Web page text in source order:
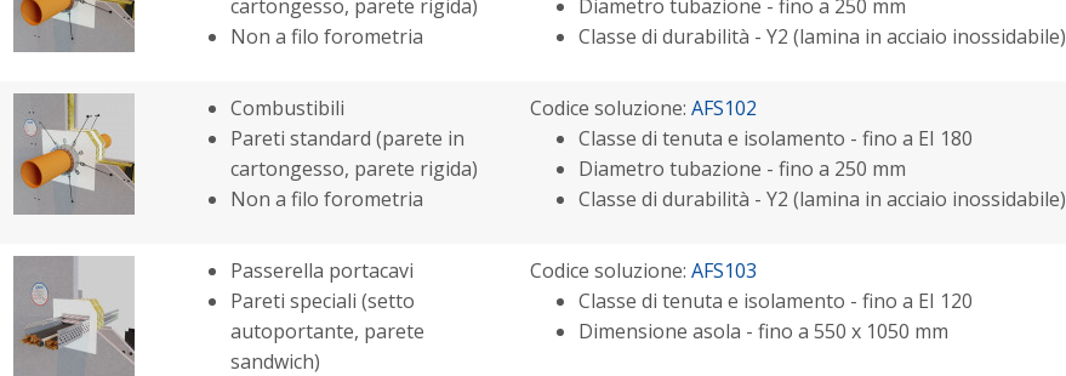
cartongesso, parete rigida)
Non a filo forometria
Diametro tubazione - fino a 250 mm
Classe di durabilità - Y2 (lamina in acciaio inossidabile)
Combustibili
Pareti standard (parete in
cartongesso, parete rigida)
Non a filo forometria
Codice soluzione: AFS102
Classe di tenuta e isolamento - fino a EI 180
Diametro tubazione - fino a 250 mm
Classe di durabilità - Y2 (lamina in acciaio inossidabile)
Passerella portacavi
Pareti speciali (setto
autoportante, parete
sandwich)
Codice soluzione: AFS103
Classe di tenuta e isolamento - fino a EI 120
Dimensione asola - fino a 550 x 1050 mm